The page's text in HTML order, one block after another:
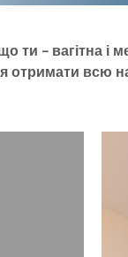
ти – вагітна і
отримати всю